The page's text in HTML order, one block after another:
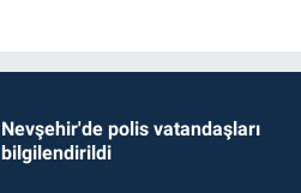
Nevşehir'de polis vatandaşları
bilgilendirildi